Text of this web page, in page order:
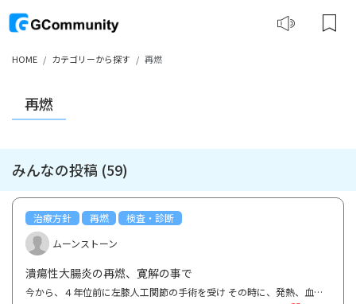
HOME カテゴリーから探す 再燃
再燃
みんなの投稿 (59)
治療方針 再燃
検査・診断
ムーンストーン
潰瘍性大腸炎の再燃、寛解の事で
今から、４年位前に左膝人工関節の手術を受け その時に、発熱、血便、腹痛でＣＴの検査をして腸の浮腫...